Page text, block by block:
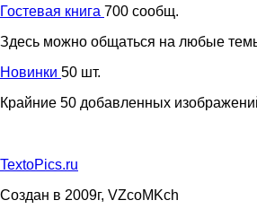
Гостевая книга 700 сообщ.
Здесь можно общаться на любые
Новинки 50 шт.
Крайние 50 добавленных
TextoPics.ru
Создан в 2009г, VZcoMKch